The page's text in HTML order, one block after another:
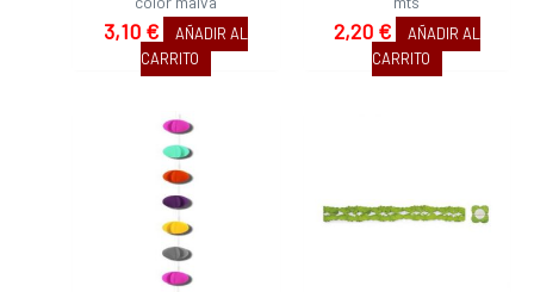
3,10 €
AÑADIR AL
CARRITO
2,20 €
AÑADIR AL
CARRITO